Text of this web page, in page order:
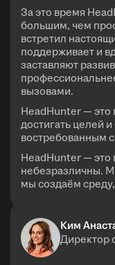
За это время
большим, чем
встретил
поддерживает и
заставляют
вызовами.
HeadHunter — это
достигать целей
востребованным
HeadHunter —
небезразличны.
мы создаём
Ким
Директор